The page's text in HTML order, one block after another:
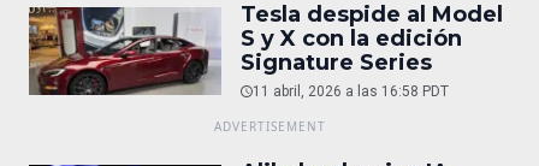
Tesla despide al Model
S y X con la edición
Signature Series
11 abril, 2026 a las 16:58 PDT